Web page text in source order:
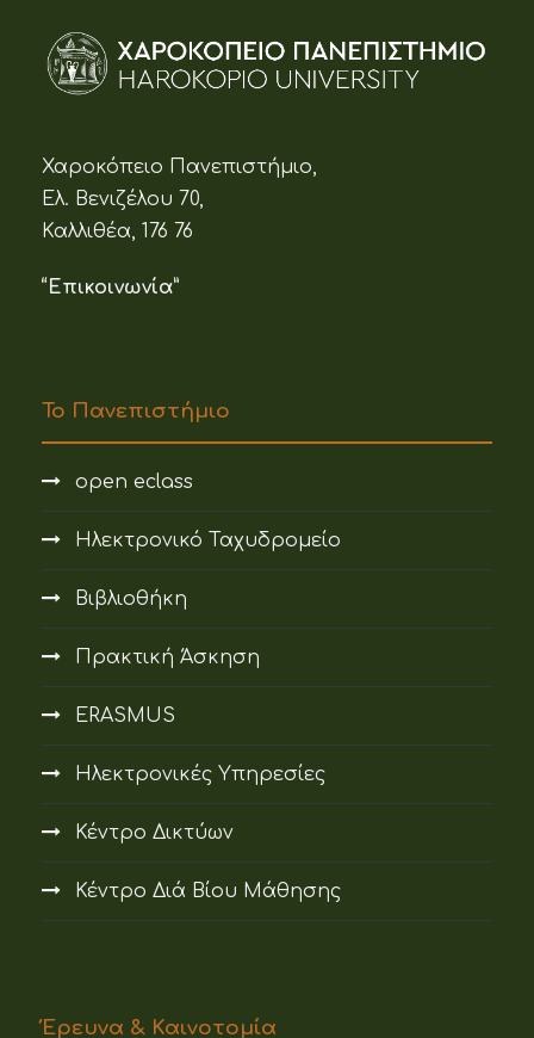
Χαροκόπειο Πανεπιστήμιο,
Ελ. Βενιζέλου 70,
Καλλιθέα, 176 76
“Επικοινωνία”
Το Πανεπιστήμιο
open eclass
Ηλεκτρονικό Ταχυδρομείο
Βιβλιοθήκη
Πρακτική Άσκηση
ERASMUS
Ηλεκτρονικές Υπηρεσίες
Κέντρο Δικτύων
Κέντρο Διά Βίου Μάθησης
Έρευνα & Καινοτομία